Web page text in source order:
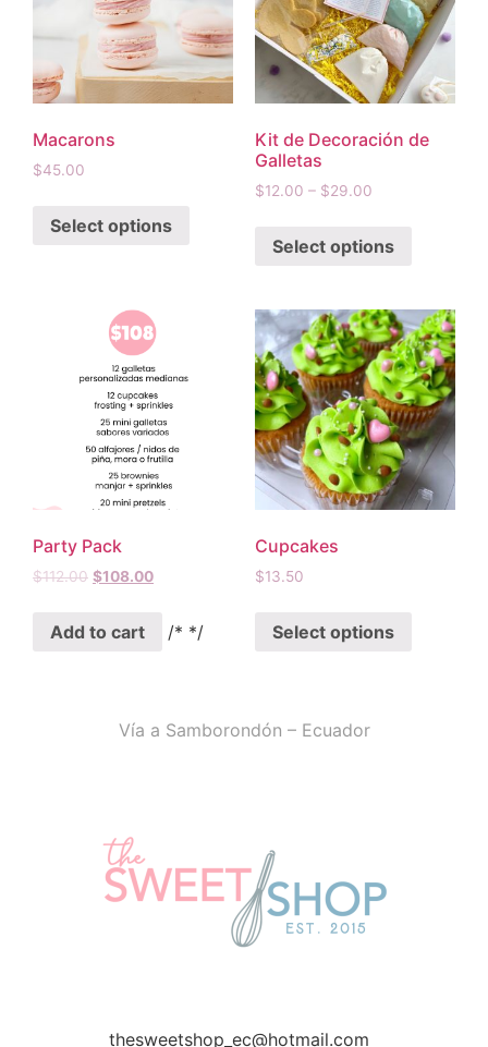
Macarons
$45.00
Select options
Kit de Decoración de
Galletas
$12.00 – $29.00
Select options
Party Pack
$112.00 $108.00
Add to cart /* */
Cupcakes
$13.50
Select options
Vía a Samborondón – Ecuador
thesweetshop_ec@hotmail.com